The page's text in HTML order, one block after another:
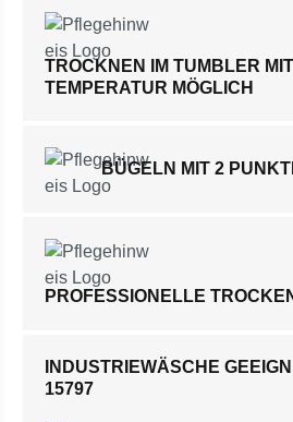
TROCKNEN IM TUMBLER
TEMPERATUR MÖGLICH
BÜGELN MIT 2
PROFESSIONELLE
INDUSTRIEWÄSCHE
15797